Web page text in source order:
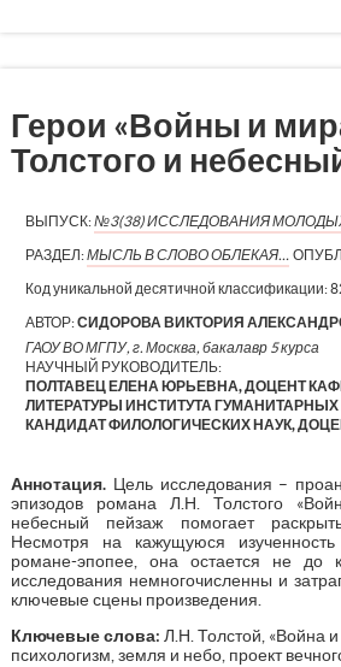
Герои «Войны и
Толстого и
ВЫПУСК:№3(38) ИССЛЕДОВАНИЯ
РАЗДЕЛ:МЫСЛЬ В СЛОВО ОБЛЕКАЯ…
Код уникальной десятичной классификации:
АВТОР:СИДОРОВА ВИКТОРИЯ
ГАОУ ВО МГПУ, г. Москва, бакалавр 5 курса
НАУЧНЫЙ РУКОВОДИТЕЛЬ:
ПОЛТАВЕЦ ЕЛЕНА ЮРЬЕВНА, ДОЦЕНТ
ЛИТЕРАТУРЫ ИНСТИТУТА ГУМАНИТАРНЫХ
КАНДИДАТ ФИЛОЛОГИЧЕСКИХ НАУК,
Аннотация.Цель исследования –
эпизодов романа Л.Н. Толстого
небесный пейзаж помогает
Несмотря на кажущуюся
романе-эпопее, она остается не до
исследования немногочисленны и
ключевые сцены произведения.
Ключевые слова: Л.Н. Толстой, «Война
психологизм, земля и небо, проект